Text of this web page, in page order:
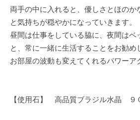
両手の中に入れると、優しさとほのか
と気持ちが穏やかになっていきます。
昼間は仕事をしている脇に、夜間はベ
と、常に一緒に生活することをお勧め
お部屋の波動も変えてくれるパワーア
【使用石】 高品質ブラジル水晶 ９